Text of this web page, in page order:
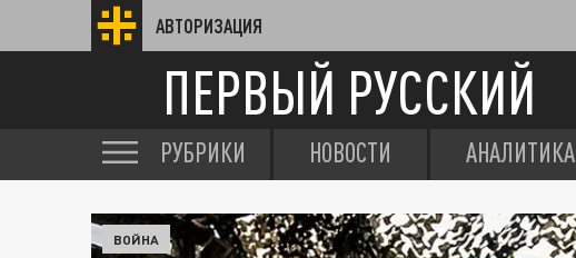
АВТОРИЗАЦИЯ
ПЕРВЫЙ РУССКИЙ
РУБРИКИ НОВОСТИ АНАЛИТИКА
ВОЙНА